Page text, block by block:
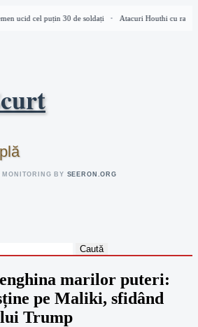
ucid cel puțin 30 de soldați Atacuri Houthi cu
MONITORING BY SEERON.ORG
marilor puteri:
pe Maliki, sfidând
Trump